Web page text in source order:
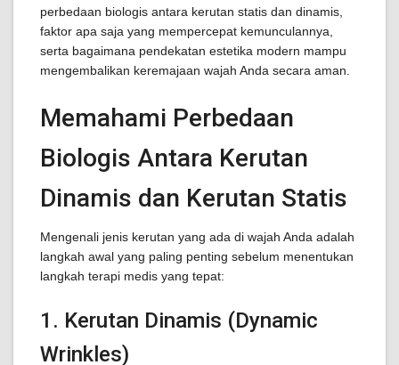
perbedaan biologis antara kerutan statis dan dinamis,
faktor apa saja yang mempercepat kemunculannya,
serta bagaimana pendekatan estetika modern mampu
mengembalikan keremajaan wajah Anda secara aman.
Memahami Perbedaan
Biologis Antara Kerutan
Dinamis dan Kerutan Statis
Mengenali jenis kerutan yang ada di wajah Anda adalah
langkah awal yang paling penting sebelum menentukan
langkah terapi medis yang tepat:
1. Kerutan Dinamis (Dynamic
Wrinkles)